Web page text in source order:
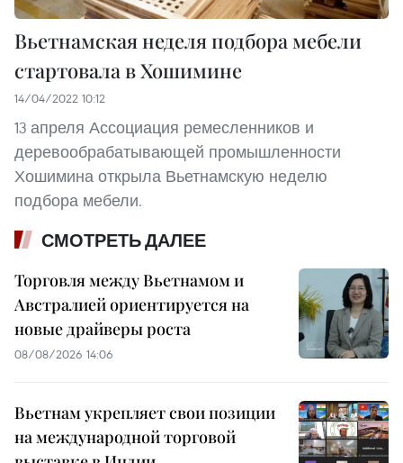
Вьетнамская неделя подбора мебели
стартовала в Хошимине
14/04/2022 10:12
13 апреля Ассоциация ремесленников и
деревообрабатывающей промышленности
Хошимина открыла Вьетнамскую неделю
подбора мебели.
СМОТРЕТЬ ДАЛЕЕ
Торговля между Вьетнамом и
Австралией ориентируется на
новые драйверы роста
08/08/2026 14:06
Вьетнам укрепляет свои позиции
на международной торговой